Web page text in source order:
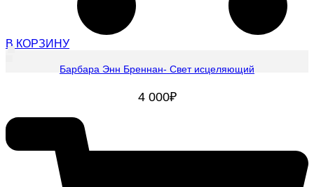
В КОРЗИНУ
Барбара Энн Бреннан- Свет исцеляющий
4 000₽